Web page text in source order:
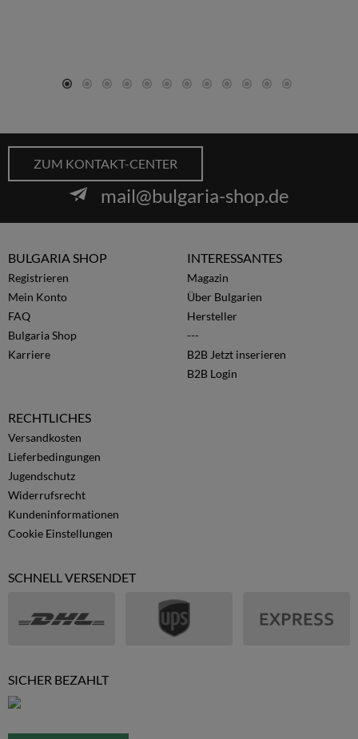
ZUM KONTAKT-CENTER
mail@bulgaria-shop.de
BULGARIA SHOP
Registrieren
Mein Konto
FAQ
Bulgaria Shop
Karriere
INTERESSANTES
Magazin
Über Bulgarien
Hersteller
---
B2B Jetzt inserieren
B2B Login
RECHTLICHES
Versandkosten
Lieferbedingungen
Jugendschutz
Widerrufsrecht
Kundeninformationen
Cookie Einstellungen
SCHNELL VERSENDET
SICHER BEZAHLT